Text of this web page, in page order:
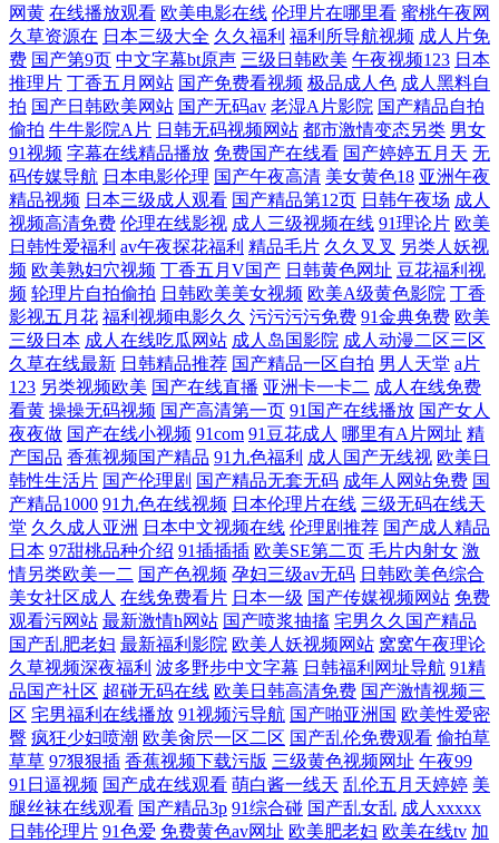
网黄 在线播放观看 欧美电影在线 伦理片在哪里看 蜜桃午夜网
久草资源在 日本三级大全 久久福利 福利所导航视频 成人片免
费 国产第9页 中文字幕bt原声 三级日韩欧美 午夜视频123 日本
推理片 丁香五月网站 国产免费看视频 极品成人色 成人黑料自
拍 国产日韩欧美网站 国产无码av 老湿A片影院 国产精品自拍
偷拍 牛牛影院A片 日韩无码视频网站 都市激情变态另类 男女
91视频 字幕在线精品播放 免费国产在线看 国产婷婷五月天 无
码传媒导航 日本电影伦理 国产午夜高清 美女黄色18 亚洲午夜
精品视频 日本三级成人观看 国产精品第12页 日韩午夜场 成人
视频高清免费 伦理在线影视 成人三级视频在线 91理论片 欧美
日韩性爱福利 av午夜探花福利 精品毛片 久久叉叉 另类人妖视
频 欧美熟妇穴视频 丁香五月V国产 日韩黄色网址 豆花福利视
频 轮理片自拍偷拍 日韩欧美美女视频 欧美A级黄色影院 丁香
影视五月花 福利视频电影久久 污污污污免费 91金典免费 欧美
三级日本 成人在线吃瓜网站 成人岛国影院 成人动漫二区三区
久草在线最新 日韩精品推荐 国产精品一区自拍 男人天堂 a片
123 另类视频欧美 国产在线直播 亚洲卡一卡二 成人在线免费
看黄 操操无码视频 国产高清第一页 91国产在线播放 国产女人
夜夜做 国产在线小视频 91com 91豆花成人 哪里有A片网址 精
产国品 香蕉视频国产精品 91九色福利 成人国产无线视 欧美日
韩性生活片 国产伦理剧 国产精品无套无码 成年人网站免费 国
产精品1000 91九色在线视频 日本伦理片在线 三级无码在线天
堂 久久成人亚洲 日本中文视频在线 伦理剧推荐 国产成人精品
日本 97甜桃品种介绍 91插插插 欧美SE第二页 毛片内射女 激
情另类欧美一二 国产色视频 孕妇三级av无码 日韩欧美色综合
美女社区成人 在线免费看片 日本一级 国产传媒视频网站 免费
观看污网站 最新激情h网站 国产喷浆抽搐 宅男久久国产精品
国产乱肥老妇 最新福利影院 欧美人妖视频网站 窝窝午夜理论
久草视频深夜福利 波多野步中文字幕 日韩福利网址导航 91精
品国产社区 超碰无码在线 欧美日韩高清免费 国产激情视频三
区 宅男福利在线播放 91视频污导航 国产啪亚洲国 欧美性爱密
臀 疯狂少妇喷潮 欧美肏屄一区二区 国产乱伦免费观看 偷拍草
草草 97狠狠插 香蕉视频下载污版 三级黄色视频网址 午夜99
91日逼视频 国产成在线观看 萌白酱一线天 乱伦五月天婷婷 美
腿丝袜在线观看 国产精品3p 91综合碰 国产乱女乱 成人xxxxx
日韩伦理片 91色爱 免费黄色av网址 欧美肥老妇 欧美在线tv 加